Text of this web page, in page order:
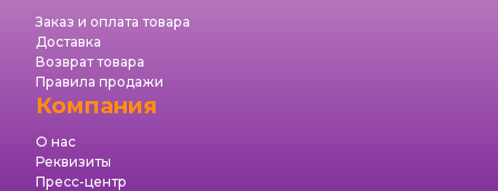
Заказ и оплата товара
Доставка
Возврат товара
Правила продажи
Компания
О нас
Реквизиты
Пресс-центр